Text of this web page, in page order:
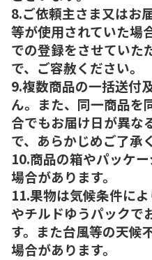
8.ご依頼主さま又はお
等が使用されていた場
での登録をさせていた
で、ご容赦ください。
9.複数商品の一括送付
ん。また、同一商品を
合でもお届け日が異な
で、あらかじめご了承
10.商品の箱やパッケ
場合があります。
11.果物は気候条件に
やチルドゆうパックで
す。また台風等の天候
場合があります。